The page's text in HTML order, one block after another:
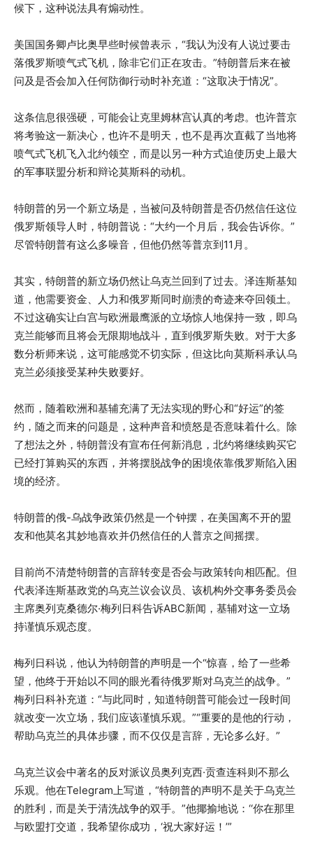
候下，这种说法具有煽动性。
美国国务卿卢比奥早些时候曾表示，“我认为没有人说过要击
落俄罗斯喷气式飞机，除非它们正在攻击。”特朗普后来在被
问及是否会加入任何防御行动时补充道：“这取决于情况”。
这条信息很强硬，可能会让克里姆林宫认真的考虑。也许普京
将考验这一新决心，也许不是明天，也不是再次直截了当地将
喷气式飞机飞入北约领空，而是以另一种方式迫使历史上最大
的军事联盟分析和辩论莫斯科的动机。
特朗普的另一个新立场是，当被问及特朗普是否仍然信任这位
俄罗斯领导人时，特朗普说：“大约一个月后，我会告诉你。”
尽管特朗普有这么多噪音，但他仍然等普京到11月。
其实，特朗普的新立场仍然让乌克兰回到了过去。泽连斯基知
道，他需要资金、人力和俄罗斯同时崩溃的奇迹来夺回领土。
不过这确实让白宫与欧洲最鹰派的立场惊人地保持一致，即乌
克兰能够而且将会无限期地战斗，直到俄罗斯失败。对于大多
数分析师来说，这可能感觉不切实际，但这比向莫斯科承认乌
克兰必须接受某种失败要好。
然而，随着欧洲和基辅充满了无法实现的野心和“好运”的签
约，随之而来的问题是，这种声音和愤怒是否意味着什么。除
了想法之外，特朗普没有宣布任何新消息，北约将继续购买它
已经打算购买的东西，并将摆脱战争的困境依靠俄罗斯陷入困
境的经济。
特朗普的俄-乌战争政策仍然是一个钟摆，在美国离不开的盟
友和他莫名其妙地喜欢并仍然信任的人普京之间摇摆。
目前尚不清楚特朗普的言辞转变是否会与政策转向相匹配。但
代表泽连斯基政党的乌克兰议会议员、该机构外交事务委员会
主席奥列克桑德尔·梅列日科告诉ABC新闻，基辅对这一立场
持谨慎乐观态度。
梅列日科说，他认为特朗普的声明是一个“惊喜，给了一些希
望，他终于开始以不同的眼光看待俄罗斯对乌克兰的战争。”
梅列日科补充道：“与此同时，知道特朗普可能会过一段时间
就改变一次立场，我们应该谨慎乐观。”“重要的是他的行动，
帮助乌克兰的具体步骤，而不仅仅是言辞，无论多么好。”
乌克兰议会中著名的反对派议员奥列克西·贡查连科则不那么
乐观。他在Telegram上写道，“特朗普的声明不是关于乌克兰
的胜利，而是关于清洗战争的双手。”他揶揄地说：‘‘你在那里
与欧盟打交道，我希望你成功，‘祝大家好运！’”